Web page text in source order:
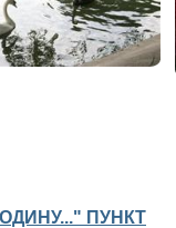
ПУНКТ